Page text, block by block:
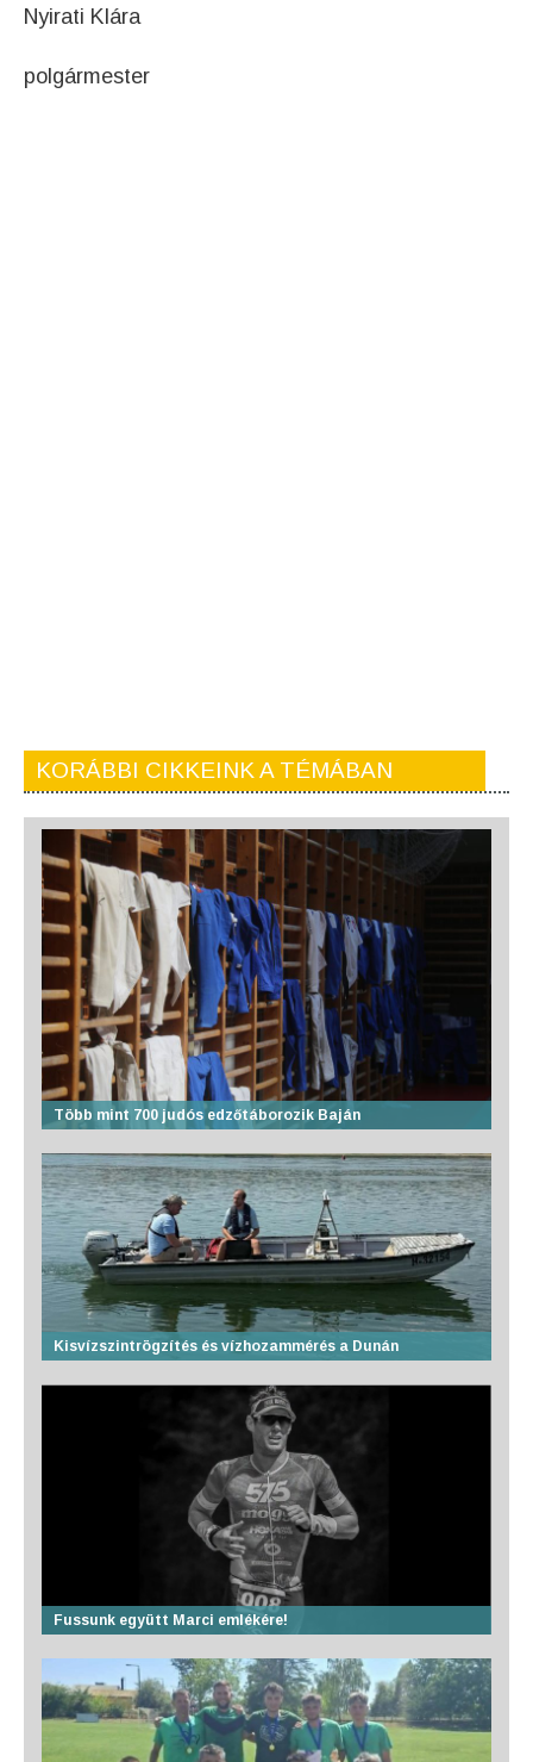
Nyirati Klára
polgármester
KORÁBBI CIKKEINK A TÉMÁBAN
Több mint 700 judós edzőtáborozik Baján
Kisvízszintrögzítés és vízhozammérés a Dunán
Fussunk együtt Marci emlékére!